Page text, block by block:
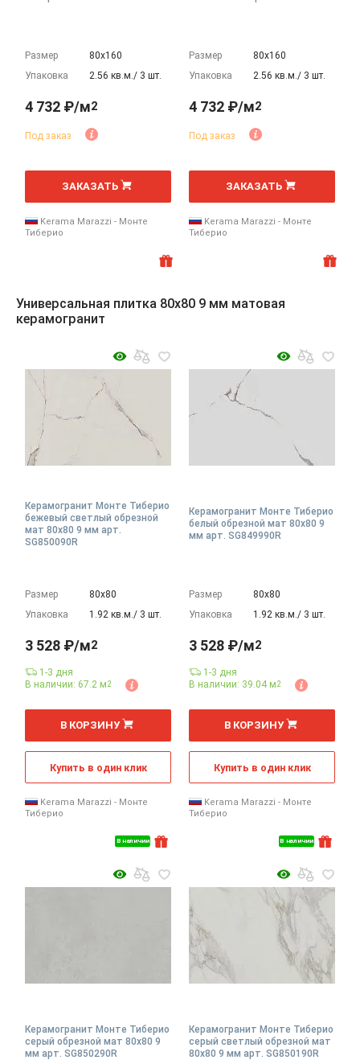
Размер
80х160
Упаковка
2.56 кв.м./ 3 шт.
4 732 ₽/м2
Под заказ
м
ЗАКАЗАТЬ
Kerama Marazzi - Монте
Тиберио
Размер
80х160
Упаковка
2.56 кв.м./ 3 шт.
4 732 ₽/м2
Под заказ
м
ЗАКАЗАТЬ
Kerama Marazzi - Монте
Тиберио
Универсальная плитка 80x80 9 мм матовая
керамогранит
Керамогранит Монте Тиберио
бежевый светлый обрезной
мат 80x80 9 мм арт.
SG850090R
Размер
80х80
Упаковка
1.92 кв.м./ 3 шт.
В наличии
3 528 ₽/м2
1-3 дня
В наличии: 67.2 м2
м
В КОРЗИНУ
Купить в один клик
Kerama Marazzi - Монте
Тиберио
Керамогранит Монте Тиберио
белый обрезной мат 80x80 9
мм арт. SG849990R
Размер
80х80
Упаковка
1.92 кв.м./ 3 шт.
В наличии
3 528 ₽/м2
1-3 дня
В наличии: 39.04 м2
м
В КОРЗИНУ
Купить в один клик
Kerama Marazzi - Монте
Тиберио
Керамогранит Монте Тиберио
серый обрезной мат 80x80 9
мм арт. SG850290R
Керамогранит Монте Тиберио
серый светлый обрезной мат
80x80 9 мм арт. SG850190R